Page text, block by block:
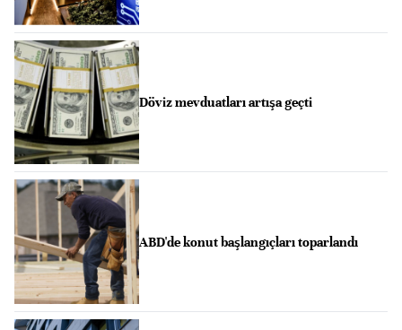
Döviz mevduatları artışa geçti
ABD'de konut başlangıçları toparlandı